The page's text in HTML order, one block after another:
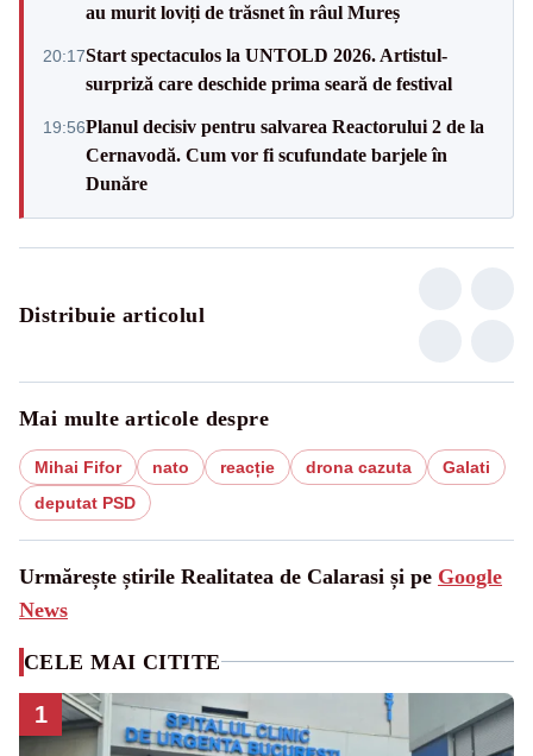
au murit loviți de trăsnet în râul Mureș
20:17Start spectaculos la UNTOLD 2026. Artistul-
surpriză care deschide prima seară de festival
19:56Planul decisiv pentru salvarea Reactorului 2 de la
Cernavodă. Cum vor fi scufundate barjele în
Dunăre
Distribuie articolul
Mai multe articole despre
Mihai Fifor nato reacție drona cazuta
Galati
deputat PSD
Urmărește știrile Realitatea de Calarasi și pe Google
News
CELE MAI CITITE
1